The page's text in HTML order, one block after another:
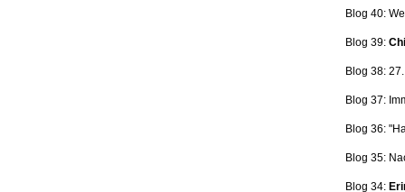
Blog 40:
Blog 39:
Blog 38:
Blog 37:
Blog 36:
Blog 35:
Blog 34: